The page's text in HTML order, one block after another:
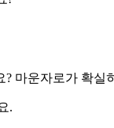
? 마운자로가 확실
.